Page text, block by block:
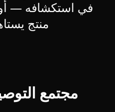
في استكشافه —
منتج
مجتمع